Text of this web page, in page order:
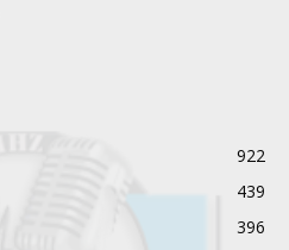
922
439
396